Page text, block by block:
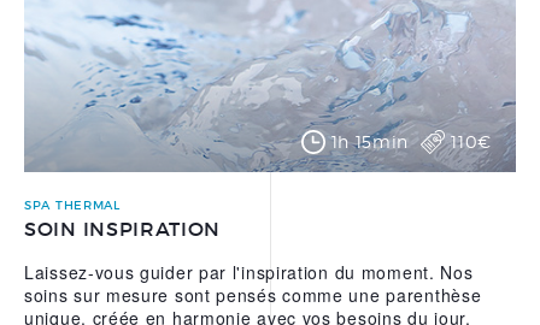
SOINS CORPS
SOINS MAINS ET PIEDS
ÉPILATION
LE CENTRE THERMAL
L’EAU THERMALE
NOS APPS
1h 15min 110€
SPA THERMAL
SOIN INSPIRATION
Laissez-vous guider par l'inspiration du moment. Nos
soins sur mesure sont pensés comme une parenthèse
unique, créée en harmonie avec vos besoins du jour,